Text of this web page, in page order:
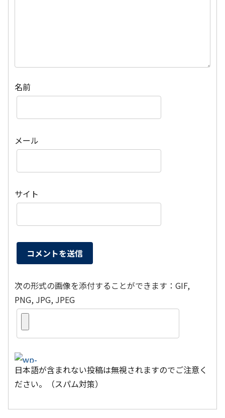
名前
メール
サイト
次の形式の画像を添付することができます：GIF,
PNG, JPG, JPEG
日本語が含まれない投稿は無視されますのでご注意く
ださい。（スパム対策）